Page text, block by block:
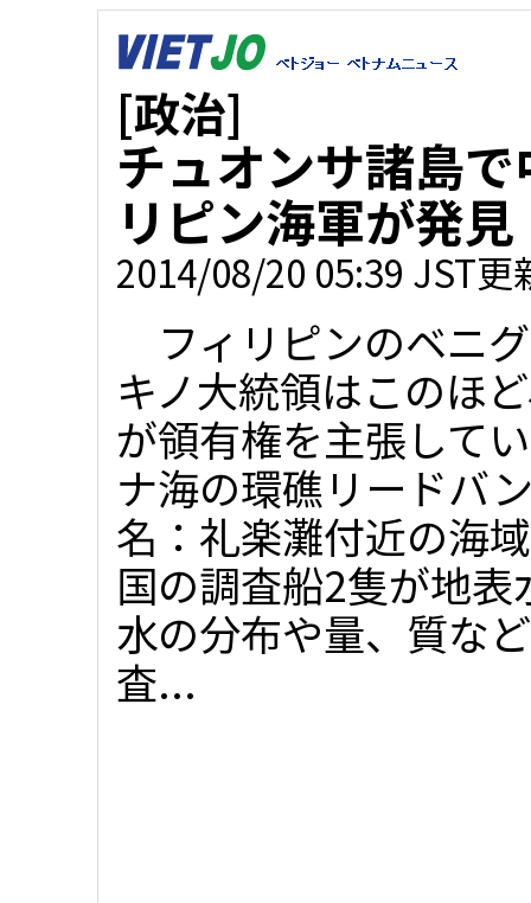
[政治]
チュオンサ諸島
リピン海軍が発見
2014/08/20 05:39 JST更
フィリピンのベニ
キノ大統領はこのほ
が領有権を主張して
ナ海の環礁リードバ
名：礼楽灘付近の海
国の調査船2隻が地表
水の分布や量、質な
査...